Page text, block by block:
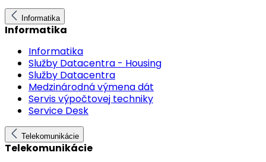
Informatika
Informatika
Informatika
Služby Datacentra - Housing
Služby Datacentra
Medzinárodná výmena dát
Servis výpočtovej techniky
Service Desk
Telekomunikácie
Telekomunikácie